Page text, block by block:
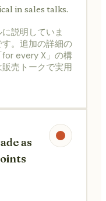
in sales talks.
説明していま
。追加の詳細の
every X」の構
売トークで実用
as